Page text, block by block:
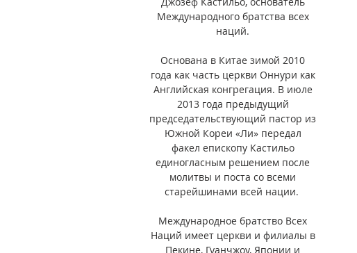
Международного братства всех
наций.
Основана в Китае зимой 2010
года как часть церкви Оннури как
Английская конгрегация. В июле
2013 года предыдущий
председательствующий пастор из
Южной Кореи «Ли» передал
факел епископу Кастильо
единогласным решением после
молитвы и поста со всеми
старейшинами всей нации.
Международное братство Всех
Наций имеет церкви и филиалы в
Пекине, Гуанчжоу, Японии и